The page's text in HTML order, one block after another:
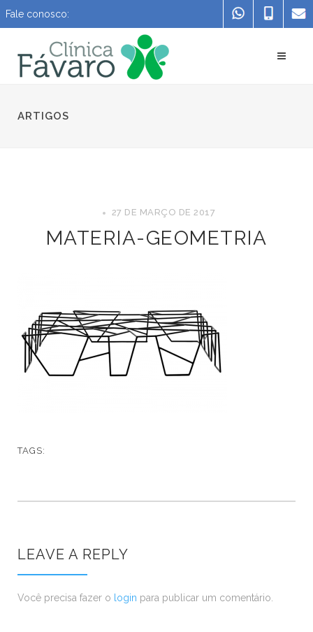
Fale conosco:
ARTIGOS
27 DE MARÇO DE 2017
MATERIA-GEOMETRIA
TAGS:
LEAVE A REPLY
Você precisa fazer o login para publicar um comentário.